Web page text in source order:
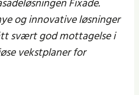
og innovative løsninger
svært god mottagelse i
vekstplaner for